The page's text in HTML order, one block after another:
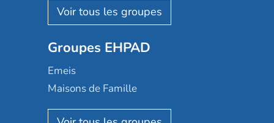
Les Résidentiels
Mobicap
Domusvi
Happy Senior
Groupes EHPAD
Emeis
Maisons de Famille
Korian